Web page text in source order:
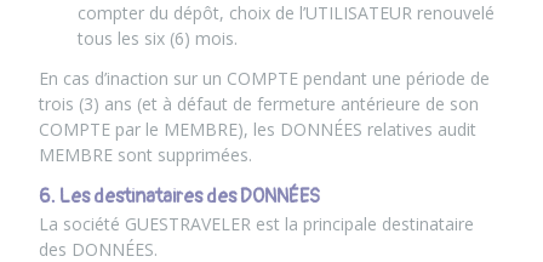
compter du dépôt, choix de l’UTILISATEUR renouvelé
tous les six (6) mois.
En cas d’inaction sur un COMPTE pendant une période de
trois (3) ans (et à défaut de fermeture antérieure de son
COMPTE par le MEMBRE), les DONNÉES relatives audit
MEMBRE sont supprimées.
6. Les destinataires des DONNÉES
La société GUESTRAVELER est la principale destinataire
des DONNÉES.